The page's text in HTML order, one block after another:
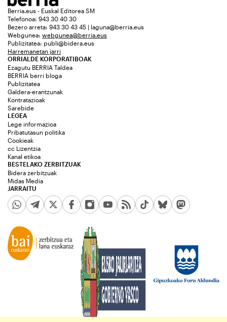
Berria.eus - Euskal Editorea SM
Telefonoa: 943 30 40 30
Bezero arreta: 943 30 43 45 | laguna@berria.eus
Webgunea: webgunea@berria.eus
Publizitatea: publi@bidera.eus
Harremanetan jarri
ORRIALDE KORPORATIBOAK
Ezagutu BERRIA Taldea
BERRIA berri bloga
Publizitatea
Galdera-erantzunak
Kontratazioak
Sarebide
JARRAITU
LEGEA
Lege informazioa
Pribatutasun politika
Cookieak
cc Lizentzia
Kanal etikoa
BESTELAKO ZERBITZUAK
Bidera zerbitzuak
Midas Media